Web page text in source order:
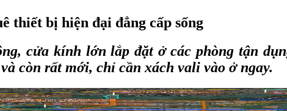
thiết bị hiện đại đẳng cấp sống
cửa kính lớn lắp đặt ở các phòng tận
còn rất mới, chỉ cần xách vali vào ở ngay.